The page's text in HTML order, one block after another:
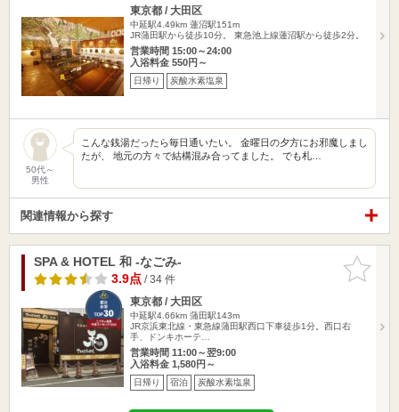
東京都 / 大田区
中延駅4.49km 蓮沼駅151m
JR蒲田駅から徒歩10分。 東急池上線蓮沼駅から徒歩2分。
営業時間 15:00～24:00
入浴料金 550円～
日帰り 炭酸水素塩泉
50代～
男性
こんな銭湯だったら毎日通いたい。 金曜日の夕方にお邪魔しまし
たが、 地元の方々で結構混み合ってました。 でも札…
関連情報から探す
お気に入
りに追加
SPA & HOTEL 和 -なごみ-
3.9点/ 34 件
東京都 / 大田区
中延駅4.66km 蒲田駅143m
JR京浜東北線・東急線蒲田駅西口下車徒歩1分。西口右
手、ドンキホーテ…
営業時間 11:00～翌9:00
入浴料金 1,580円～
日帰り 宿泊 炭酸水素塩泉